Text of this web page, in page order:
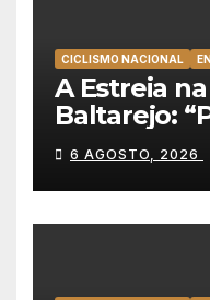
CICLISMO NACIONAL
A Estreia
Baltarejo:
a Portugal
qualquer
6 AGOSTO, 2026